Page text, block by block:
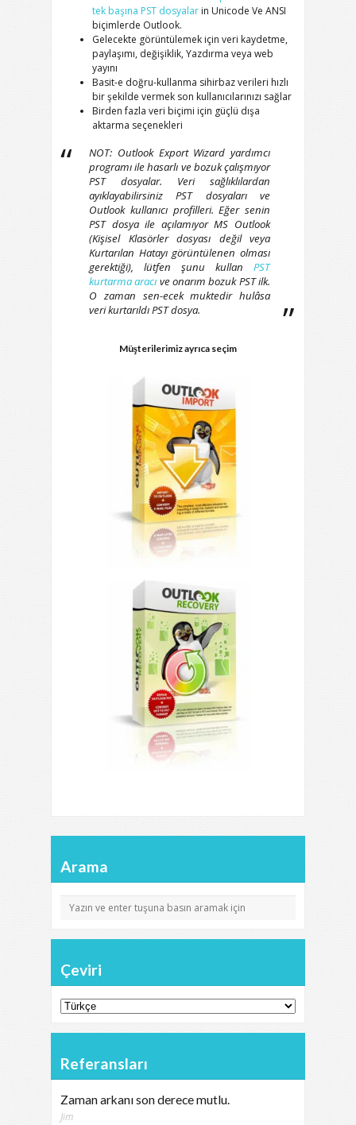
tek başına PST dosyalar in Unicode Ve ANSI
biçimlerde Outlook.
Gelecekte görüntülemek için veri kaydetme,
paylaşımı, değişiklik, Yazdırma veya web
yayını
Basit-e doğru-kullanma sihirbaz verileri hızlı
bir şekilde vermek son kullanıcılarınızı sağlar
Birden fazla veri biçimi için güçlü dışa
aktarma seçenekleri
NOT: Outlook Export Wizard yardımcı
programı ile hasarlı ve bozuk çalışmıyor
PSTdosyalar. Veri sağlıklılardan
ayıklayabilirsinizPSTdosyaları ve
Outlookkullanıcı profilleri. Eğer senin
PSTdosya ile açılamıyorMS Outlook
(Kişisel Klasörler dosyası değil veya
Kurtarılan Hatayı görüntülenen olması
gerektiği), lütfen şunu kullan PST
kurtarma aracı ve onarım bozukPSTilk.
O zaman sen-ecek muktedir hulâsa
veri kurtarıldıPSTdosya.
Müşterilerimiz ayrıca seçim
Arama
Çeviri
Referansları
Zaman arkanı son derece mutlu.
Jim